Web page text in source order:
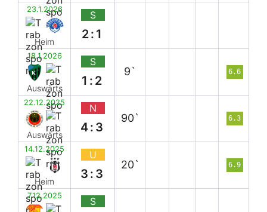
23.1.2026
Heim
S
2:1
18.1.2026
Auswärts
S
1:2
9` 6.6
22.12.2025
Auswärts
N
4:3
90` 6.3
14.12.2025
Heim
U
3:3
20` 6.9
7.12.2025 S